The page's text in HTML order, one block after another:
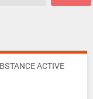
ACTIVE